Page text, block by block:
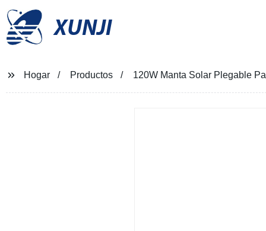
XUNJI
Hogar Productos 120W Manta Solar Plegable